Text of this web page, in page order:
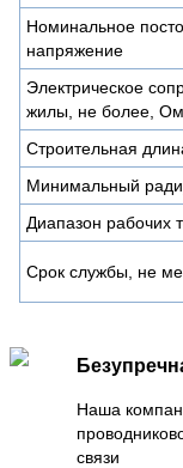
Номинальное
напряжение
Электрическое
жилы, не более,
Строительная
Минимальный
Диапазон рабочих
Срок службы, не
Наша
связи